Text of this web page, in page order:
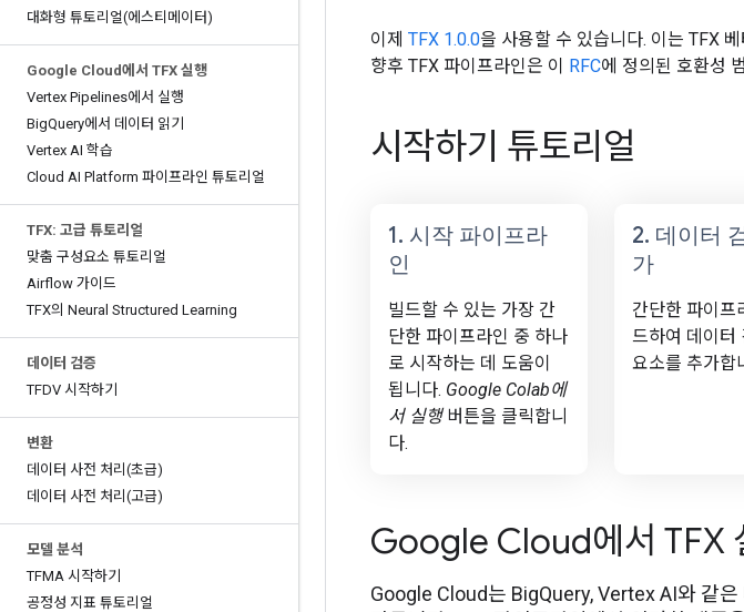
대화형 튜토리얼(에스티메이터)
Google Cloud에서 TFX 실행
Vertex Pipelines에서 실행
BigQuery에서 데이터 읽기
Vertex AI 학습
Cloud AI Platform 파이프라인 튜토리얼
TFX: 고급 튜토리얼
맞춤 구성요소 튜토리얼
Airflow 가이드
TFX의 Neural Structured Learning
데이터 검증
TFDV 시작하기
변환
데이터 사전 처리(초급)
데이터 사전 처리(고급)
모델 분석
TFMA 시작하기
공정성 지표 튜토리얼
이제 TFX 1.0.0을 사용할 수 있습니다. 이는 TFX
향후 TFX 파이프라인은 이 RFC에 정의된 호환성
시작하기 튜토리얼
1. 시작 파이프라
인
빌드할 수 있는 가장 간
단한 파이프라인 중 하나
로 시작하는 데 도움이
됩니다. Google Colab에
서 실행버튼을 클릭합니
다.
2. 데이터
가
간단한 파이프
드하여 데이터
요소를 추가합
Google Cloud에서 TFX
Google Cloud는 BigQuery, Vertex AI와 같